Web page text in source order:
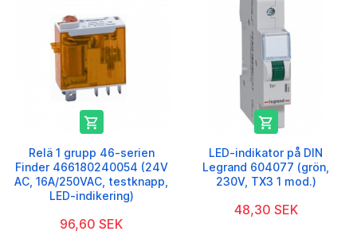

Relä 1 grupp 46-serien
Finder 466180240054 (24V
AC, 16A/250VAC, testknapp,
LED-indikering)
96,60 SEK

LED-indikator på DIN
Legrand 604077 (grön,
230V, TX3 1 mod.)
48,30 SEK